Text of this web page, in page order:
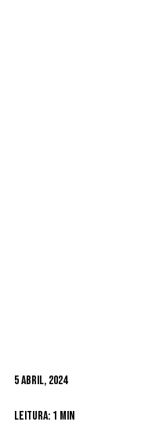
5 Abril, 2024
Leitura: 1 min